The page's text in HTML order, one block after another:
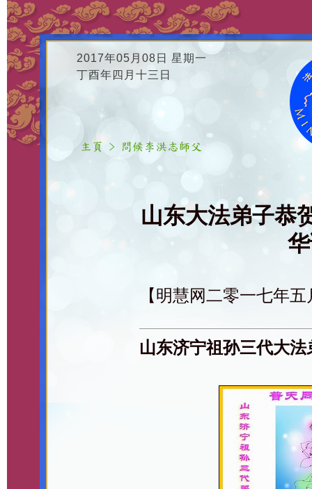
2017年05月08日 星期一
丁酉年四月十三日
山东大法弟子恭
【明慧网二零一七年
山东济宁祖孙三代大